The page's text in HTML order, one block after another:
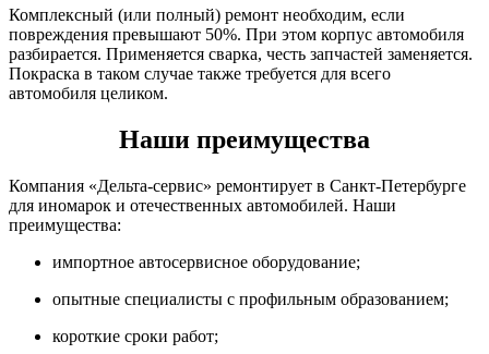
Комплексный (или полный) ремонт необходим, если
повреждения превышают 50%. При этом корпус автомобиля
разбирается. Применяется сварка, честь запчастей заменяется.
Покраска в таком случае также требуется для всего
автомобиля целиком.
Наши преимущества
Компания «Дельта-сервис» ремонтирует в Санкт-Петербурге
для иномарок и отечественных автомобилей. Наши
преимущества:
импортное автосервисное оборудование;
опытные специалисты с профильным образованием;
короткие сроки работ;